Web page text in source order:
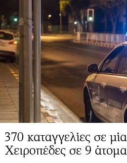
370 καταγγελίες σε
Χειροπέδες σε 9 άτομα